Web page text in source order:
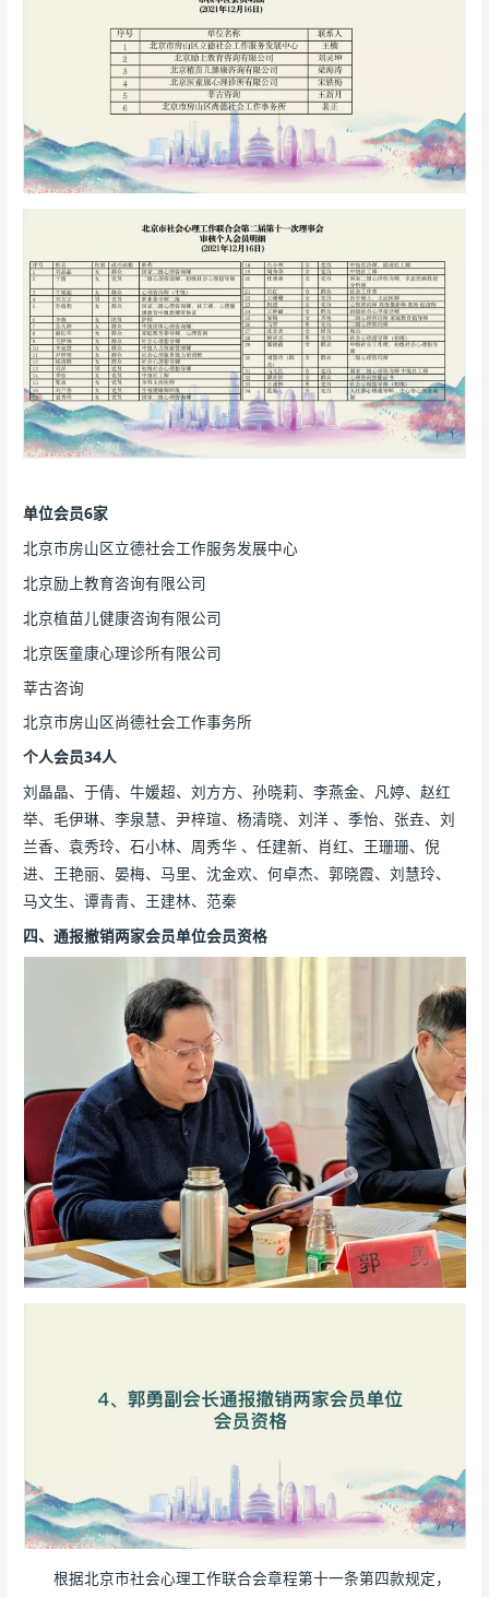
单位会员6家
北京市房山区立德社会工作服务发展中心
北京励上教育咨询有限公司
北京植苗儿健康咨询有限公司
北京医童康心理诊所有限公司
莘古咨询
北京市房山区尚德社会工作事务所
个人会员34人
刘晶晶、于倩、牛媛超、刘方方、孙晓莉、李燕金、凡婷、赵红
举、毛伊琳、李泉慧、尹梓瑄、杨清晓、刘洋 、季怡、张垚、刘
兰香、袁秀玲、石小林、周秀华 、任建新、肖红、王珊珊、倪
进、王艳丽、晏梅、马里、沈金欢、何卓杰、郭晓霞、刘慧玲、
马文生、谭青青、王建林、范秦
四、通报撤销两家会员单位会员资格
根据北京市社会心理工作联合会章程第十一条第四款规定，